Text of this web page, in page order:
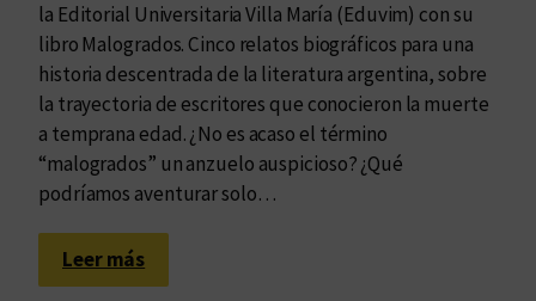
la Editorial Universitaria Villa María (Eduvim) con su
libro Malogrados. Cinco relatos biográficos para una
historia descentrada de la literatura argentina, sobre
la trayectoria de escritores que conocieron la muerte
a temprana edad. ¿No es acaso el término
“malogrados” un anzuelo auspicioso? ¿Qué
podríamos aventurar solo…
Leer más:
E